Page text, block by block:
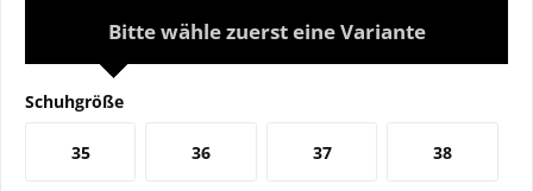
Bitte wähle zuerst eine Variante
Schuhgröße
35 36 37 38